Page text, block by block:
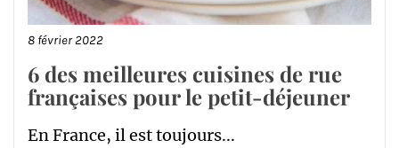
8 février 2022
6 des meilleures cuisines de rue
françaises pour le petit-déjeuner
En France, il est toujours...